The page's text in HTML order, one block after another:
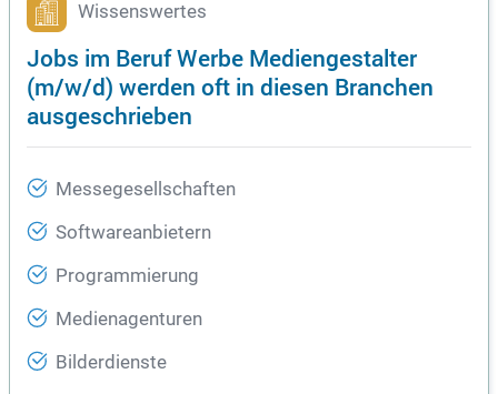
Wissenswertes
Jobs im Beruf Werbe Mediengestalter
(m/w/d) werden oft in diesen Branchen
ausgeschrieben
Messegesellschaften
Softwareanbietern
Programmierung
Medienagenturen
Bilderdienste